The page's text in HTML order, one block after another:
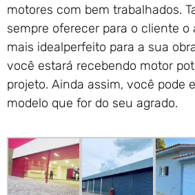
motores com bem trabalhados.
sempre oferecer para o cliente o
mais idealperfeito para a sua
você estará recebendo motor
projeto. Ainda assim, você pode
modelo que for do seu agrado.